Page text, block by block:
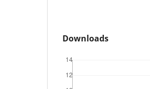
Downloads